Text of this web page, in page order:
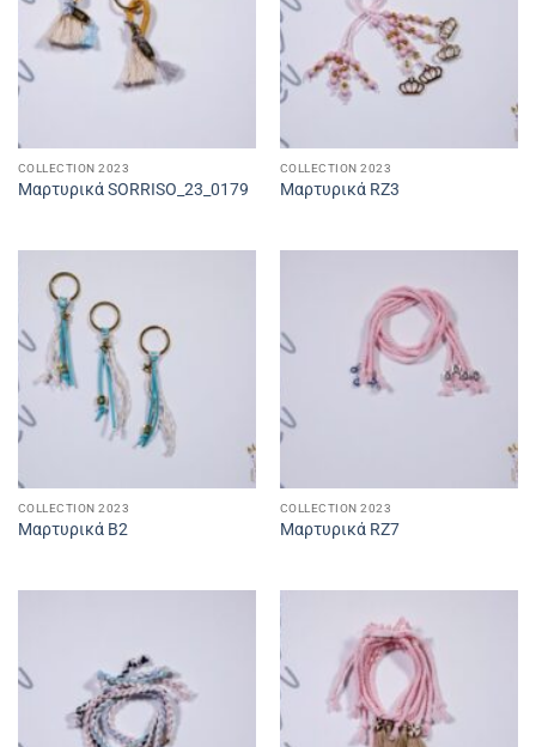
COLLECTION 2023
Μαρτυρικά SORRISO_23_0179
COLLECTION 2023
Μαρτυρικά RZ3
COLLECTION 2023
Μαρτυρικά Β2
COLLECTION 2023
Μαρτυρικά RZ7